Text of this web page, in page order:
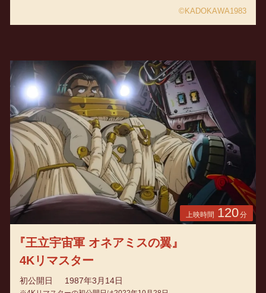
©KADOKAWA1983
上映時間 120分
『王立宇宙軍 オネアミスの翼』
4Kリマスター
初公開日 1987年3月14日